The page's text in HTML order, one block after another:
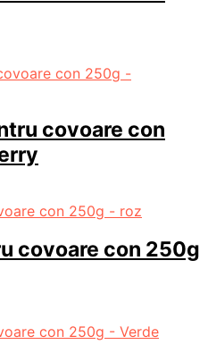
covoare con
covoare con 250g